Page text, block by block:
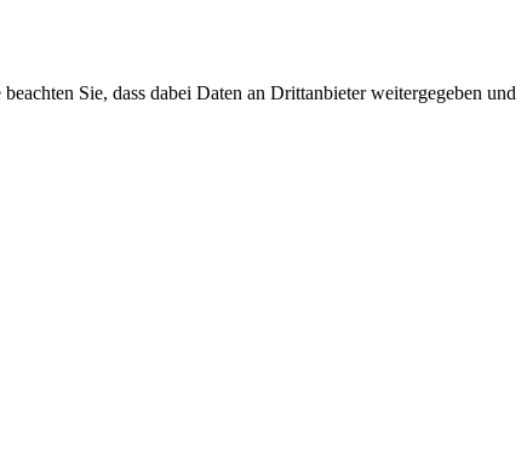
Sie, dass dabei Daten an Drittanbieter weitergegeben und